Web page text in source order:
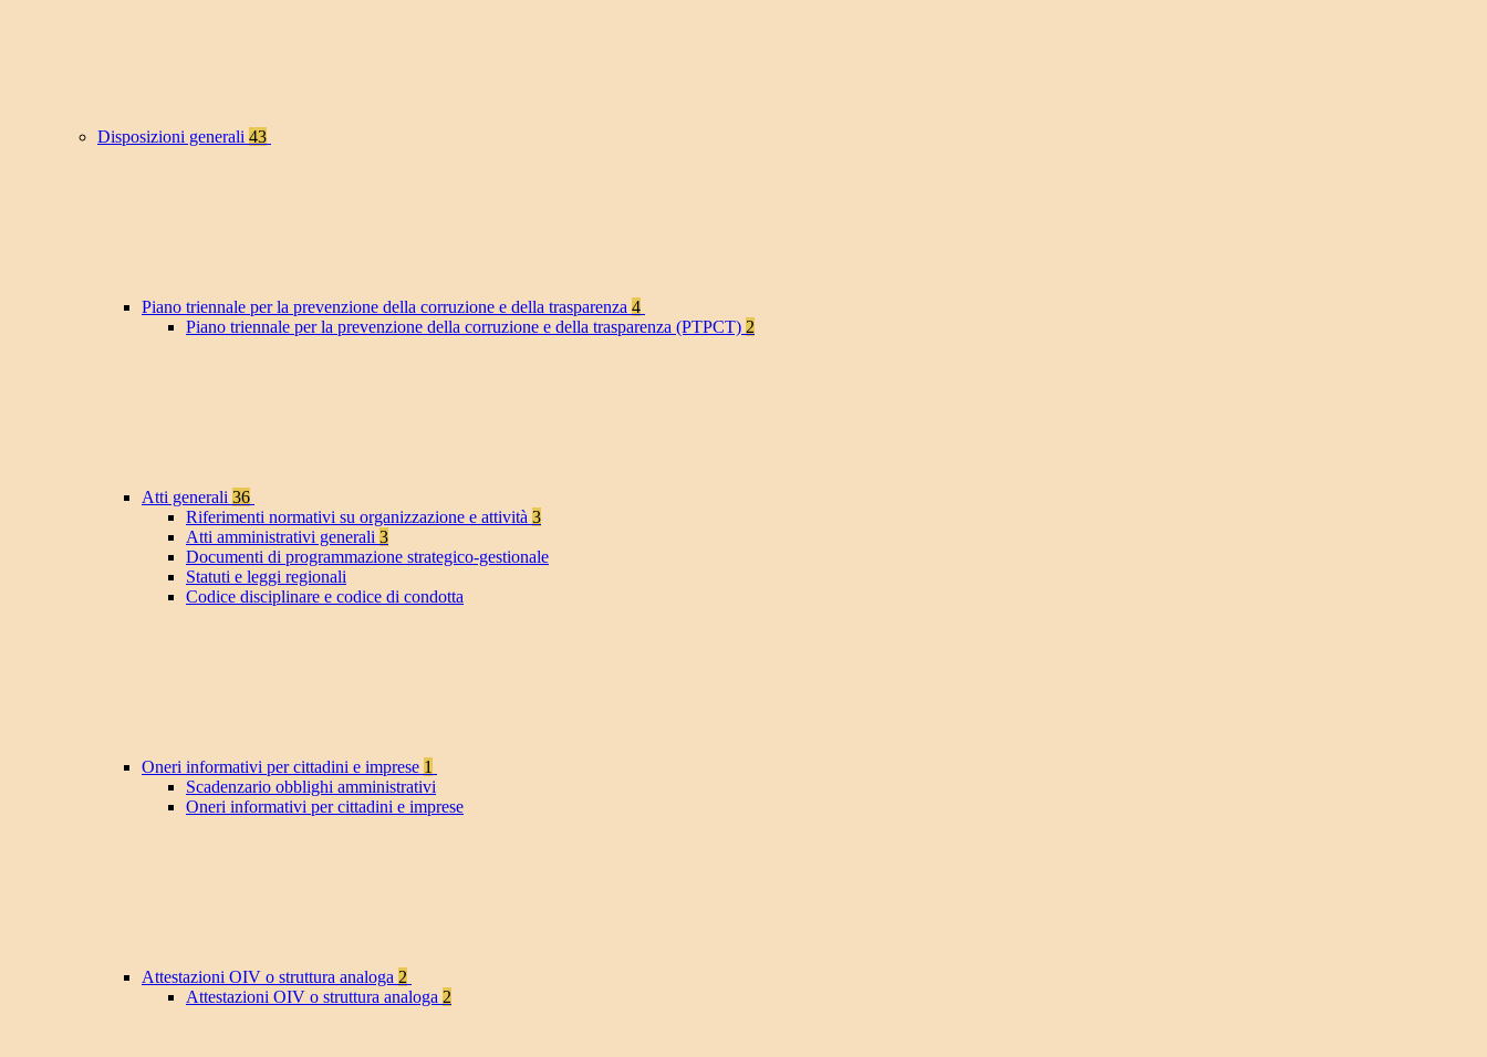
Disposizioni generali 43
Piano triennale per la prevenzione della corruzione e della trasparenza 4
Piano triennale per la prevenzione della corruzione e della trasparenza (PTPCT) 2
Atti generali 36
Riferimenti normativi su organizzazione e attività 3
Atti amministrativi generali 3
Documenti di programmazione strategico-gestionale
Statuti e leggi regionali
Codice disciplinare e codice di condotta
Oneri informativi per cittadini e imprese 1
Scadenzario obblighi amministrativi
Oneri informativi per cittadini e imprese
Attestazioni OIV o struttura analoga 2
Attestazioni OIV o struttura analoga 2